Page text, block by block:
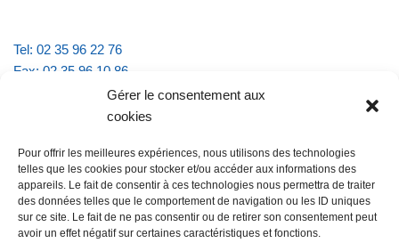
Gérer le consentement aux
cookies
Pour offrir les meilleures expériences, nous utilisons des technologies
telles que les cookies pour stocker et/ou accéder aux informations des
appareils. Le fait de consentir à ces technologies nous permettra de traiter
des données telles que le comportement de navigation ou les ID uniques
sur ce site. Le fait de ne pas consentir ou de retirer son consentement peut
avoir un effet négatif sur certaines caractéristiques et fonctions.
Tel: 02 35 96 22 76
Fax: 02 35 96 10 86
Email : mairie.vattevillelarue@wanadoo.fr
lundi et jeudi de 9h à 11h30
mardi et vendredi de 16h à 18h30